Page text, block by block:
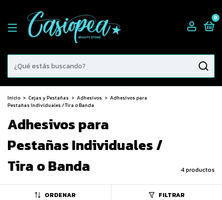
0
Inicio > Cejas y Pestañas > Adhesivos > Adhesivos para
Pestañas Individuales / Tira o Banda
Adhesivos para
Pestañas Individuales /
Tira o Banda
4 productos
ORDENAR FILTRAR